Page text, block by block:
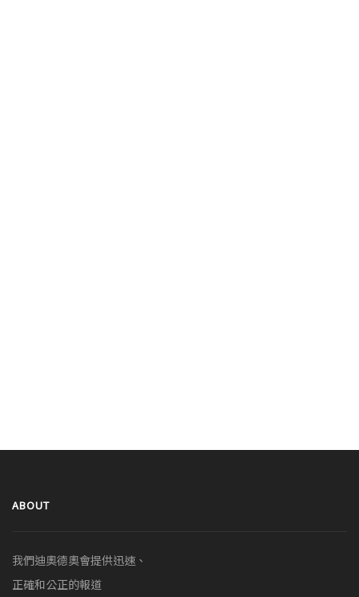
ABOUT
我們迪奧德奧會提供迅速、
正確和公正的報道